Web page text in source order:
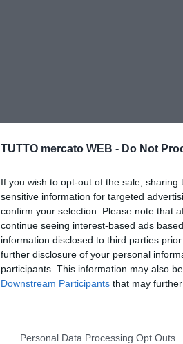
TUTTO mercato WEB - Do Not
If you wish to opt-out of the sale,
sensitive information for targeted
confirm your selection. Please note that
continue seeing interest-based ads
information disclosed to third parties
further disclosure of your personal
participants. This information may also
Downstream Participants that may
Personal Data Processing Opt Outs